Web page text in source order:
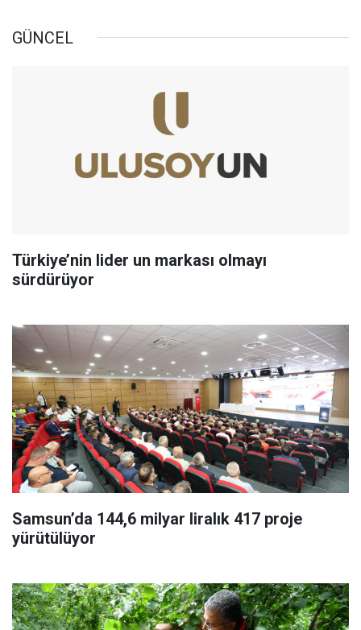
GÜNCEL
Türkiye’nin lider un markası olmayı
sürdürüyor
Samsun’da 144,6 milyar liralık 417 proje
yürütülüyor